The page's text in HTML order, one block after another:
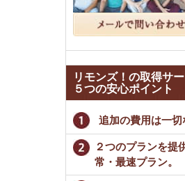
リモンズ！の取得サ
５つの安心ポイント
追加の費用は一切
２つのプランを提
常・最速プラン。